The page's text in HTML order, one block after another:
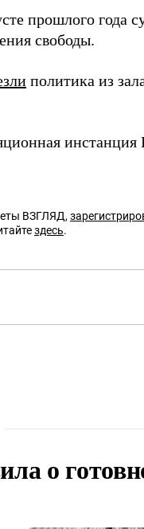
прошлого года
свободы.
политика из
ВЗГЛЯД,
здесь.
о